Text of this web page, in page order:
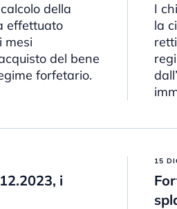
della
effettuato
mesi
del bene
forfetario.
I
la
i
15